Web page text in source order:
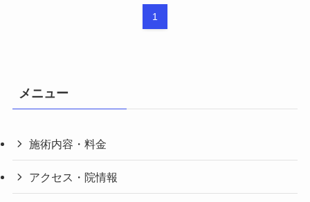
1
メニュー
施術内容・料金
アクセス・院情報